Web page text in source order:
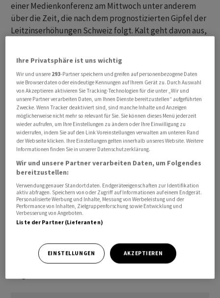
einer Medienkonferenz am Mittwoch unter anderem
über die Zeit, die nach dem prognostizierten Gipfel der
Leitzinserhöhungen Schweiz folgt. Kalt geht davon aus,
Leitzins im September zunächst noch um weitere 0,25
Prozentpunkte auf 2 Prozent erhöhen wird. Danach
könnten drei Szenarien eintreten:
1. Inflation wie Ende der 1980er-Jahre
Als "unwahrscheinlich, aber inzwischen nicht mehr
undenkbar" bezeichnete UBS-Ökonom Alessandro Bee
das Risiko einer Entgleisung der Inflations- und
Zinsentwicklung. Dieses würde sich realisieren, wenn
der Druck der Inflation stark ausfiele und die SNB sie
nicht mehr unter die 2-Prozent-Marke zurückbringen
könne.
Der UBS-Experte erinnerte an das Ende der 1980er-Jahr,
erst Mitte der 1990er-Jahre gelungen, die Inflation
wieder unter Kontrolle zu bringen - zum Preis einer
Ihre Privatsphäre ist uns wichtig
Wir und unsere 293-Partner speichern und greifen auf personenbezogene Daten
wie Browserdaten oder eindeutige Kennungen auf Ihrem Gerät zu. Durch Auswahl
von Akzeptieren aktivieren Sie Tracking-Technologien für die unter „Wir und
unsere Partner verarbeiten Daten, um Ihnen Dienste bereitzustellen“ aufgeführten
Zwecke. Wenn Tracker deaktiviert sind, sind manche Inhalte und Anzeigen
möglicherweise nicht mehr so relevant für Sie. Sie können dieses Menü jederzeit
wieder aufrufen, um Ihre Einstellungen zu ändern oder Ihre Einwilligung zu
widerrufen, indem Sie auf den Link Voreinstellungen verwalten am unteren Rand
der Webseite klicken. Ihre Einstellungen gelten innerhalb unseres Website. Weitere
Informationen finden Sie in unserer Datenschutzerklärung.
Wir und unsere Partner verarbeiten Daten, um Folgendes
bereitzustellen:
Verwendung genauer Standortdaten. Endgeräteeigenschaften zur Identifikation
aktiv abfragen. Speichern von oder Zugriff auf Informationen auf einem Endgerät.
Personalisierte Werbung und Inhalte, Messung von Werbeleistung und der
Performance von Inhalten, Zielgruppenforschung sowie Entwicklung und
Verbesserung von Angeboten.
Liste der Partner (Lieferanten)
EINSTELLUNGEN AKZEPTIEREN